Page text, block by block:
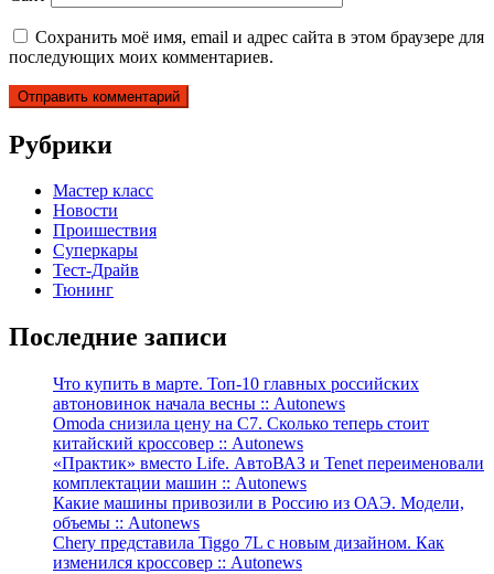
Сохранить моё имя, email и адрес сайта в этом браузере для
последующих моих комментариев.
Рубрики
Мастер класс
Новости
Проишествия
Суперкары
Тест-Драйв
Тюнинг
Последние записи
Что купить в марте. Топ-10 главных российских
автоновинок начала весны :: Autonews
Omoda снизила цену на C7. Сколько теперь стоит
китайский кроссовер :: Autonews
«Практик» вместо Life. АвтоВАЗ и Tenet переименовали
комплектации машин :: Autonews
Какие машины привозили в Россию из ОАЭ. Модели,
объемы :: Autonews
Chery представила Tiggo 7L с новым дизайном. Как
изменился кроссовер :: Autonews